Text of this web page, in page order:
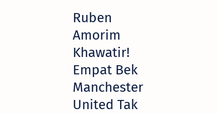
Ruben
Amorim
Khawatir!
Empat Bek
Manchester
United Tak